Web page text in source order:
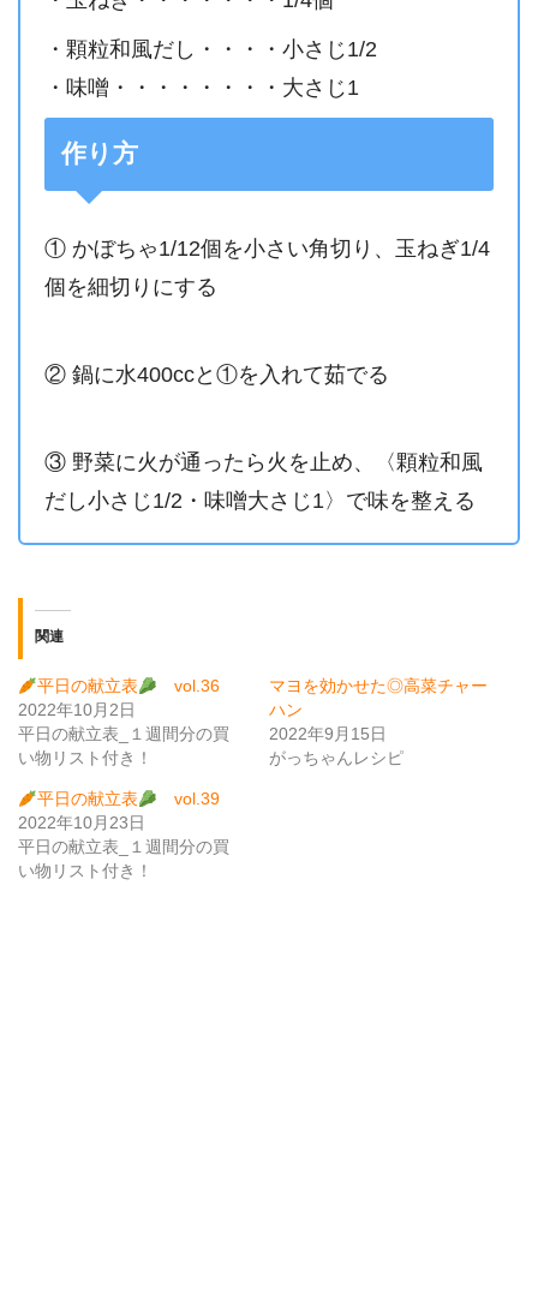
・顆粒和風だし・・・・小さじ1/2
・味噌・・・・・・・・大さじ1
作り方
① かぼちゃ1/12個を小さい角切り、玉ねぎ1/4
個を細切りにする
② 鍋に水400ccと①を入れて茹でる
③ 野菜に火が通ったら火を止め、〈顆粒和風
だし小さじ1/2・味噌大さじ1〉で味を整える
関連
平日の献立表
vol.36
2022年10月2日
平日の献立表_１週間分の買
い物リスト付き！
マヨを効かせた◎高菜チャー
ハン
2022年9月15日
がっちゃんレシピ
平日の献立表
vol.39
2022年10月23日
平日の献立表_１週間分の買
い物リスト付き！